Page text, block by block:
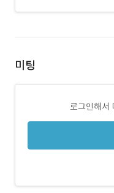
미팅
로그인해서